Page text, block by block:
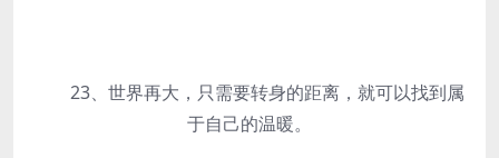
23、世界再大，只需要转身的距离，就可以找到属
于自己的温暖。